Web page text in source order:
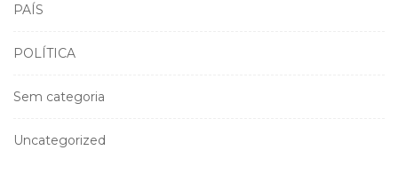
PAÍS
POLÍTICA
Sem categoria
Uncategorized